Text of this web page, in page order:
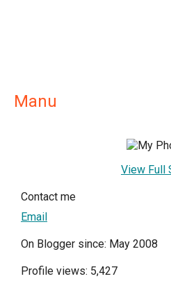
Manu
View Full
Contact me
Email
On Blogger since: May 2008
Profile views: 5,427